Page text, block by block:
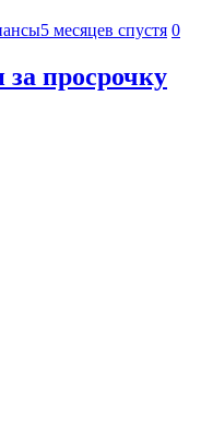
5 месяцев спустя 0
за просрочку